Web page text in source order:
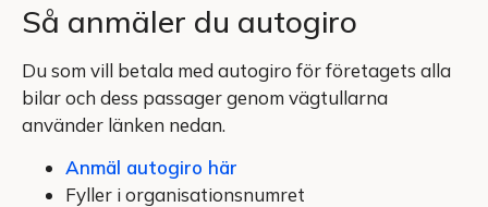
Så anmäler du autogiro
Du som vill betala med autogiro för företagets alla
bilar och dess passager genom vägtullarna
använder länken nedan.
Anmäl autogiro här
Fyller i organisationsnumret